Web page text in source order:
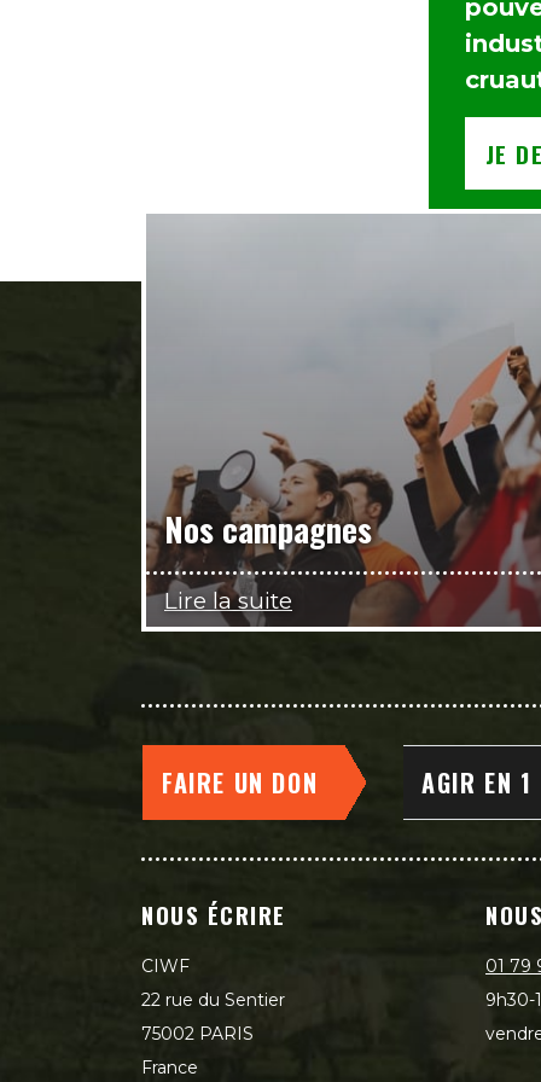
JE
Nos campagnes
Lire la suite
FAIRE UN DON AGIR EN 1
NOUS ÉCRIRE
CIWF
22 rue du Sentier
75002 PARIS
France
01 79
9h30-